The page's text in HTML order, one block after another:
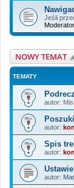
Jeśli
NOWY TEMAT
TEMATY
autor:
autor:
Spis
autor:
autor: